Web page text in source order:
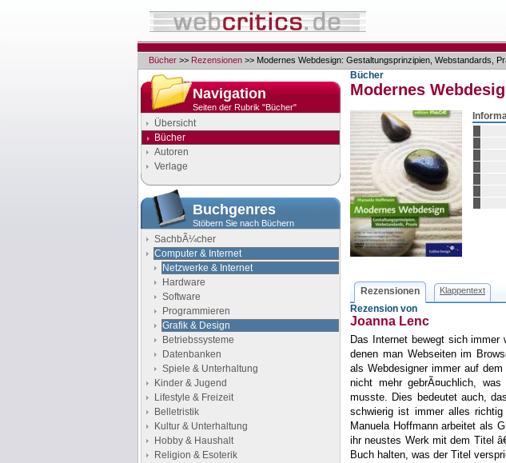
Bücher >> Rezensionen >> Modernes Webdesign: Gestaltungsprinzipien, Webstandards,
Navigation
Seiten der Rubrik "Bücher"
Übersicht
Bücher
Autoren
Verlage
Buchgenres
Stöbern Sie nach Büchern
SachbÃ¼cher
Computer & Internet
Netzwerke & Internet
Hardware
Software
Programmieren
Grafik & Design
Betriebssysteme
Datenbanken
Spiele & Unterhaltung
Kinder & Jugend
Lifestyle & Freizeit
Belletristik
Kultur & Unterhaltung
Hobby & Haushalt
Religion & Esoterik
Bücher
Modernes
Rezensionen Klappentext
Rezension von
Joanna Lenc
Das Internet bewegt sich immer
denen man Webseiten im
als Webdesigner immer auf
nicht mehr gebrÃ¤uchlich,
musste. Dies bedeutet auch,
schwierig ist immer alles
Manuela Hoffmann arbeitet als
ihr neustes Werk mit dem Titel
Buch halten, was der Titel